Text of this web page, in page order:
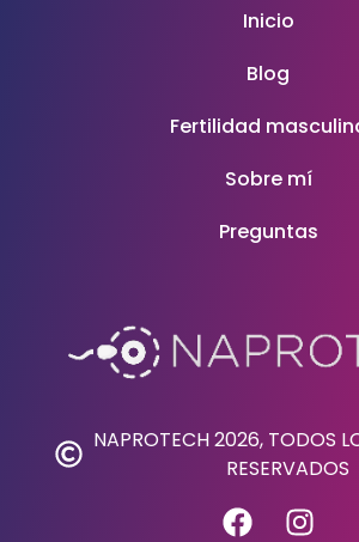
NAPROTECH 2026, TODOS
RESERVADOS
Inicio
Blog
Fertilidad
Sobre mí
Preguntas